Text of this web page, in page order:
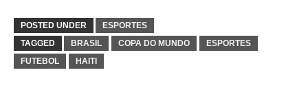
POSTED UNDER
ESPORTES
TAGGED
BRASIL COPA DO MUNDO
ESPORTES
FUTEBOL
HAITI